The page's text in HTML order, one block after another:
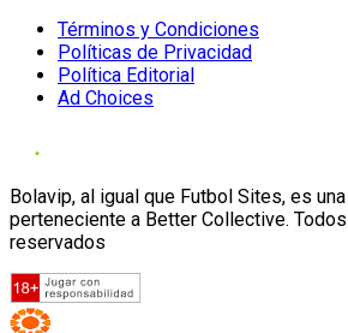
Términos y Condiciones
Políticas de Privacidad
Política Editorial
Ad Choices
Bolavip, al igual que Futbol Sites, es
perteneciente a Better Collective.
reservados